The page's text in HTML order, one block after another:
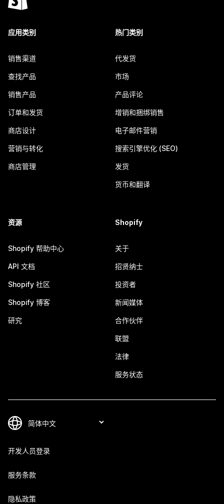
应用类别
销售渠道
查找产品
销售产品
订单和发货
商店设计
营销与转化
商店管理
热门类别
代发货
市场
产品评论
增销和捆绑销售
电子邮件营销
搜索引擎优化 (SEO)
发货
货币和翻译
资源
Shopify 帮助中心
API 文档
Shopify 社区
Shopify 博客
研究
Shopify
关于
招贤纳士
投资者
新闻媒体
合作伙伴
联盟
法律
服务状态
开发人员登录
服务条款
隐私政策